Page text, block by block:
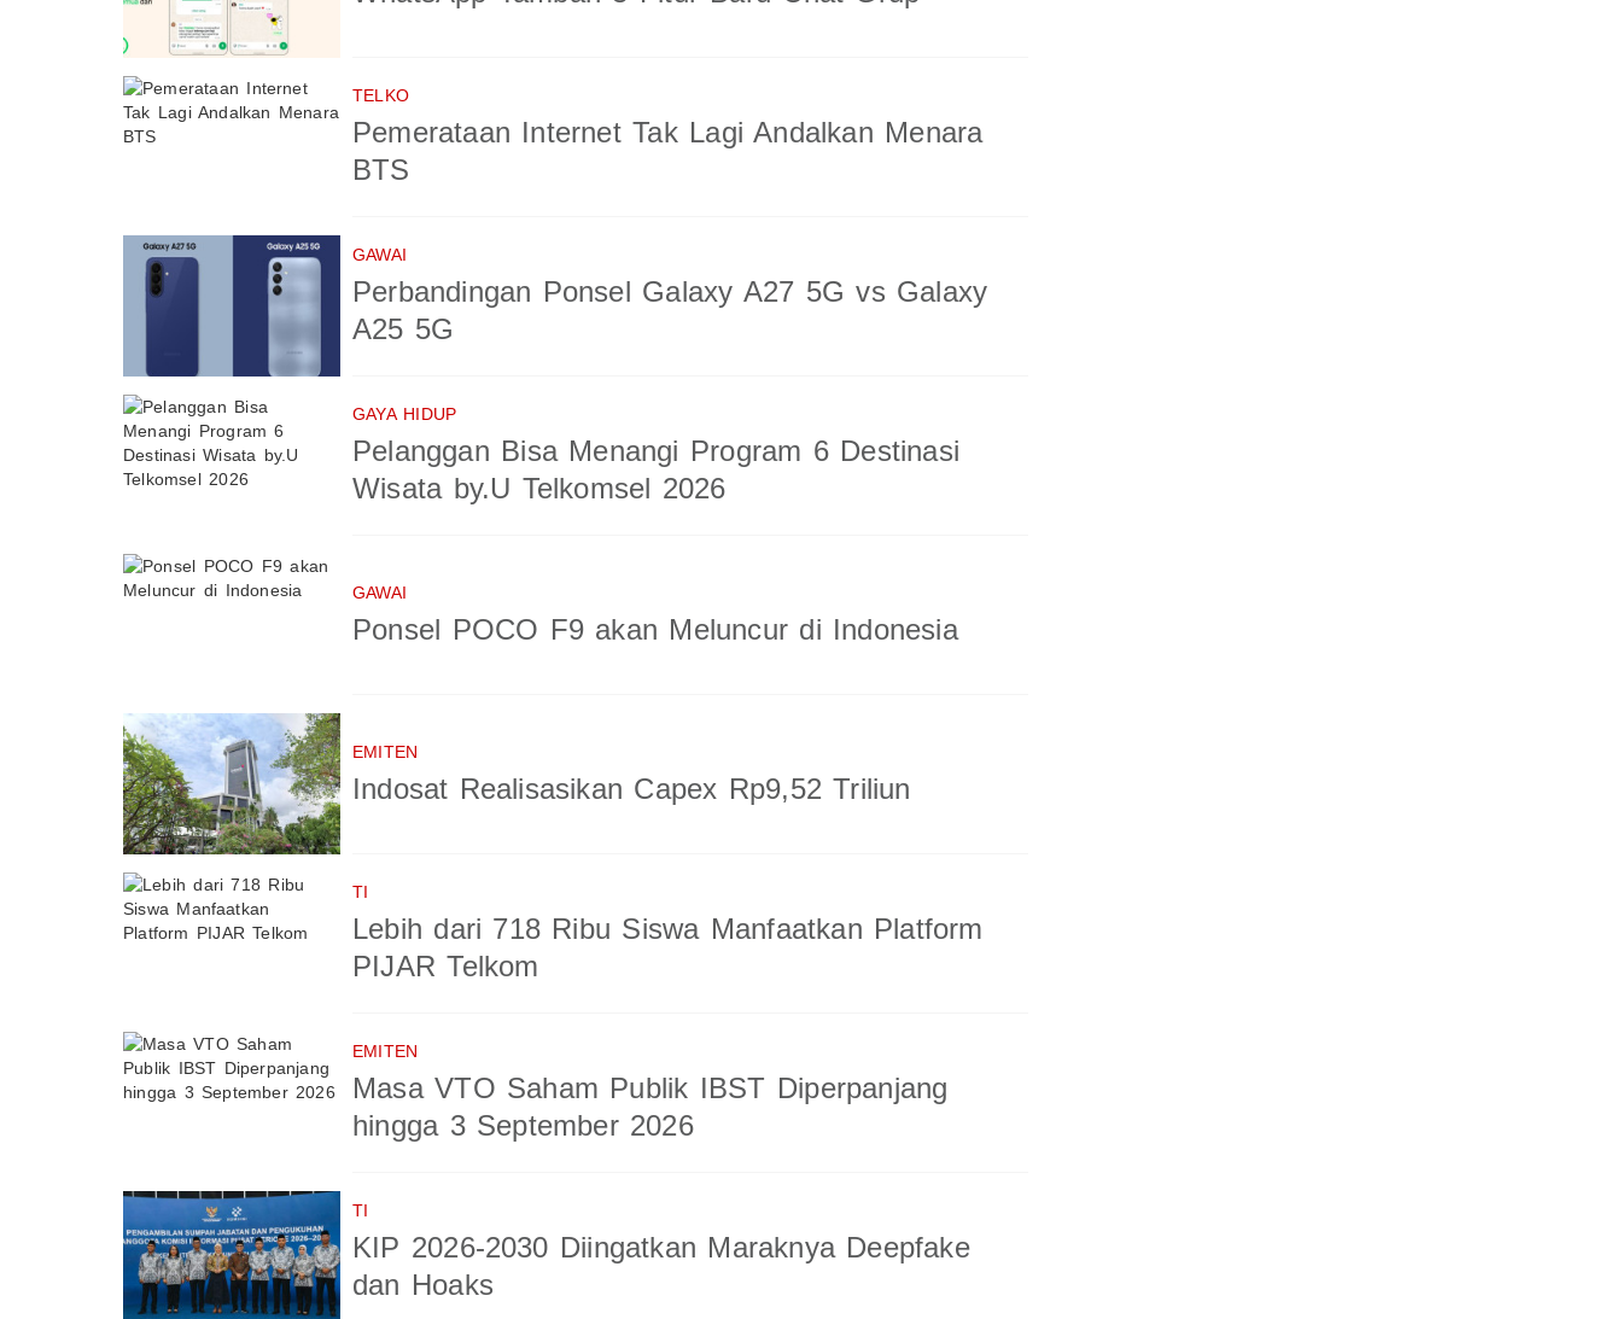
TELKO
Pemerataan Internet Tak Lagi Andalkan Menara
BTS
GAWAI
Perbandingan Ponsel Galaxy A27 5G vs Galaxy
A25 5G
GAYA HIDUP
Pelanggan Bisa Menangi Program 6 Destinasi
Wisata by.U Telkomsel 2026
GAWAI
Ponsel POCO F9 akan Meluncur di Indonesia
EMITEN
Indosat Realisasikan Capex Rp9,52 Triliun
TI
Lebih dari 718 Ribu Siswa Manfaatkan Platform
PIJAR Telkom
EMITEN
Masa VTO Saham Publik IBST Diperpanjang
hingga 3 September 2026
TI
KIP 2026-2030 Diingatkan Maraknya Deepfake
dan Hoaks